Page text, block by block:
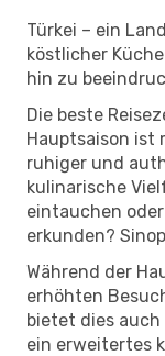
Türkei – ein
köstlicher
hin zu
Die beste
Hauptsaison ist
ruhiger und
kulinarische
eintauchen
erkunden?
Während der
erhöhten
bietet dies auch
ein erweitertes